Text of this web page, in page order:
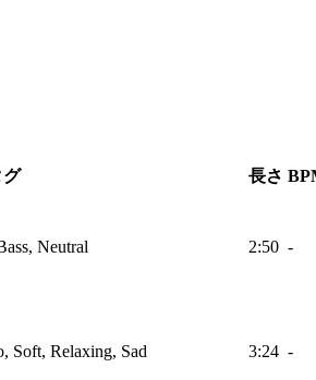
グ 長さ
Neutral 2:50 -
Soft, Relaxing, Sad 3:24 -